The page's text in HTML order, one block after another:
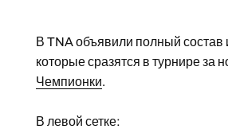
В TNA объявили полный состав
которые сразятся в турнире за
Чемпионки.
В левой сетке: